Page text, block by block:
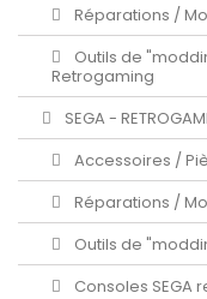
Réparations /
Outils de
Retrogaming
SEGA -
Accessoires /
Réparations /
Outils de
Consoles SEGA